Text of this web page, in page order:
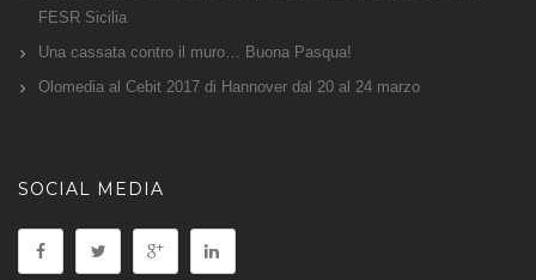
FESR Sicilia
Una cassata contro il muro… Buona Pasqua!
Olomedia al Cebit 2017 di Hannover dal 20 al 24 marzo
SOCIAL MEDIA